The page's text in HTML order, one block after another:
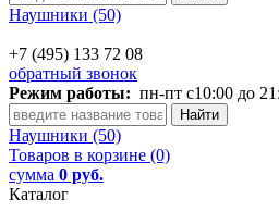
Наушники (50)
+7 (495) 133 72 08
обратный звонок
Режим работы: пн-пт с10:00 до
Наушники (50)
Товаров в корзине (0)
сумма 0 руб.
Каталог